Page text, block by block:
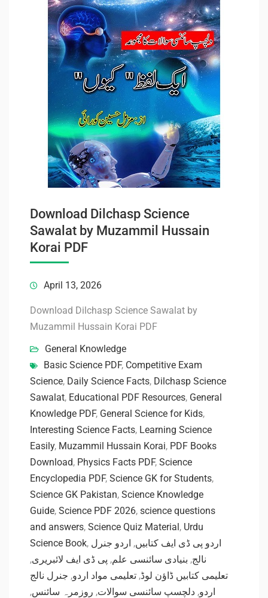
Download Dilchasp Science
Sawalat by Muzammil Hussain
Korai PDF
April 13, 2026
Download Dilchasp Science Sawalat by
Muzammil Hussain Korai PDF
General Knowledge
Basic Science PDF, Competitive Exam
Science, Daily Science Facts, Dilchasp Science
Sawalat, Educational PDF Resources, General
Knowledge PDF, General Science for Kids,
Interesting Science Facts, Learning Science
Easily, Muzammil Hussain Korai, PDF Books
Download, Physics Facts PDF, Science
Encyclopedia PDF, Science GK for Students,
Science GK Pakistan, Science Knowledge
Guide, Science PDF 2026, science questions
and answers, Science Quiz Material, Urdu
Science Book, اردو پی ڈی ایف کتابیں, اردو جنرل
نالج, بنیادی سائنسی علم, پی ڈی ایف لائبریری,
تعلیمی کتابیں ڈاؤن لوڈ, تعلیمی مواد اردو, جنرل نالج
اردو, دلچسپ سائنسی سوالات, روزمرہ سائنس,